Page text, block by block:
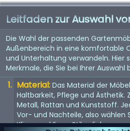
Leitfaden zur Auswahl
Die Wahl der passenden
Außenbereich in eine komfortable
und Unterhaltung verwandeln. Hier
Merkmale, die Sie bei Ihrer
Material: Das Material der
Haltbarkeit, Pflege und Ästhetik.
Metall, Rattan und Kunststoff.
Vor- und Nachteile, also wählen
Klima und Ihren Stilvorlieben.